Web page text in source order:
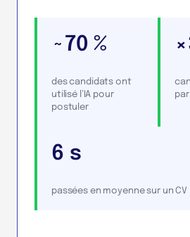
~70 %
des candidats ont
utilisé l’IA pour
postuler
6 s
passées en moyenne sur un